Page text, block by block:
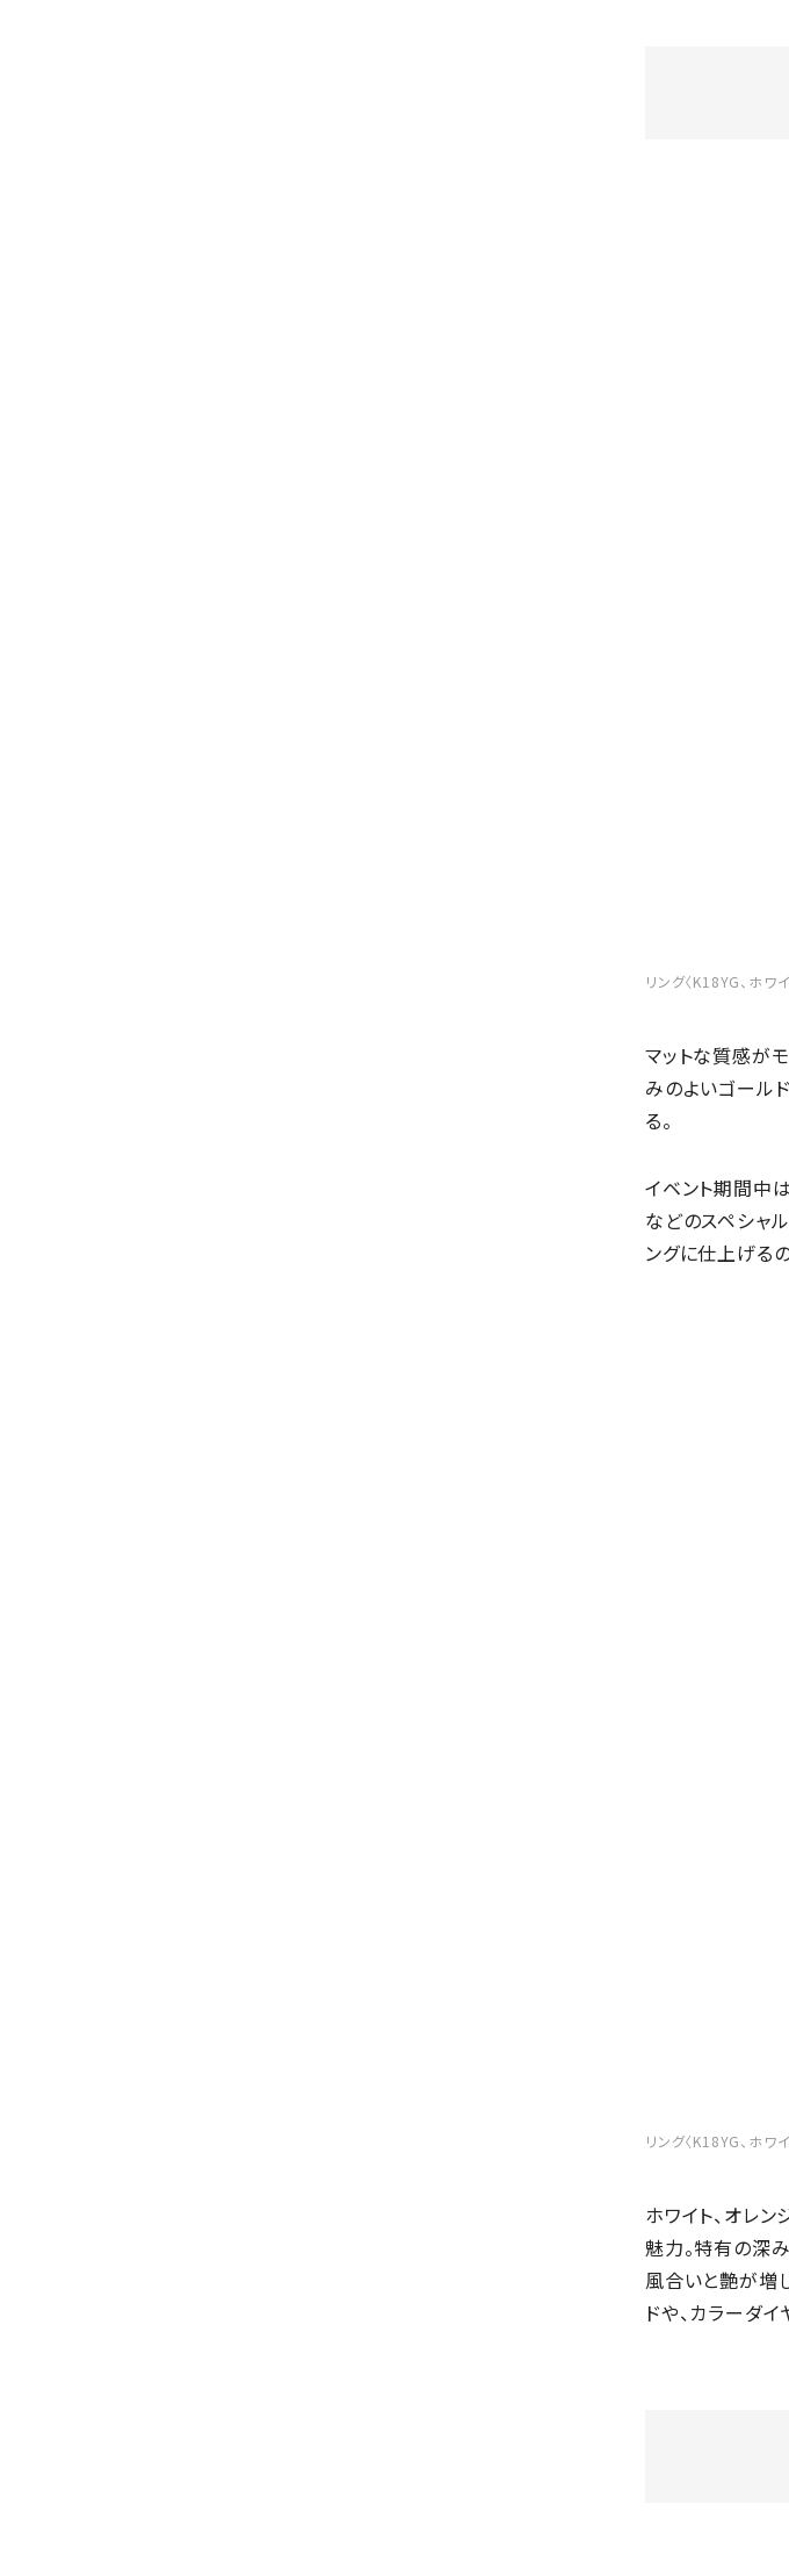
リング〈K18YG、ホワ
マットな質感が
みのよいゴール
る。
イベント期間中
などのスペシャ
ングに仕上げる
リング〈K18YG、ホワ
ホワイト、オレ
魅力。特有の深
風合いと艶が増
ドや、カラーダ